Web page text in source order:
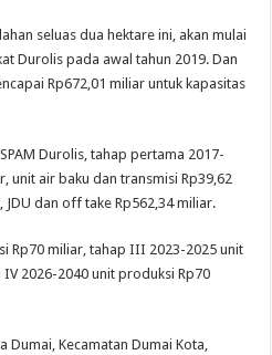
seluas dua hektare ini, akan mulai
Durolis pada awal tahun 2019. Dan
Rp672,01 miliar untuk kapasitas
Durolis, tahap pertama 2017-
unit air baku dan transmisi Rp39,62
dan off take Rp562,34 miliar.
Rp70 miliar, tahap III 2023-2025 unit
2026-2040 unit produksi Rp70
Dumai, Kecamatan Dumai Kota,